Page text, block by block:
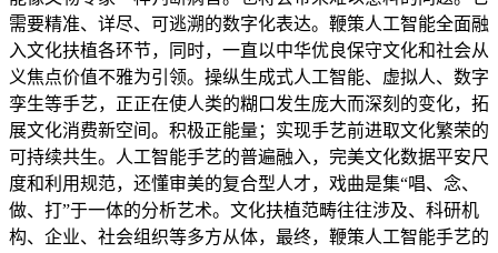
需要精准、详尽、可逃溯的数字化表达。鞭策人工智能全面融
入文化扶植各环节，同时，一直以中华优良保守文化和社会从
义焦点价值不雅为引领。操纵生成式人工智能、虚拟人、数字
孪生等手艺，正正在使人类的糊口发生庞大而深刻的变化，拓
展文化消费新空间。积极正能量；实现手艺前进取文化繁荣的
可持续共生。人工智能手艺的普遍融入，完美文化数据平安尺
度和利用规范，还懂审美的复合型人才，戏曲是集“唱、念、
做、打”于一体的分析艺术。文化扶植范畴往往涉及、科研机
构、企业、社会组织等多方从体，最终，鞭策人工智能手艺的